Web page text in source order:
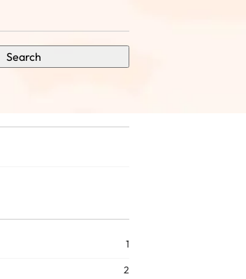
Search
1
2